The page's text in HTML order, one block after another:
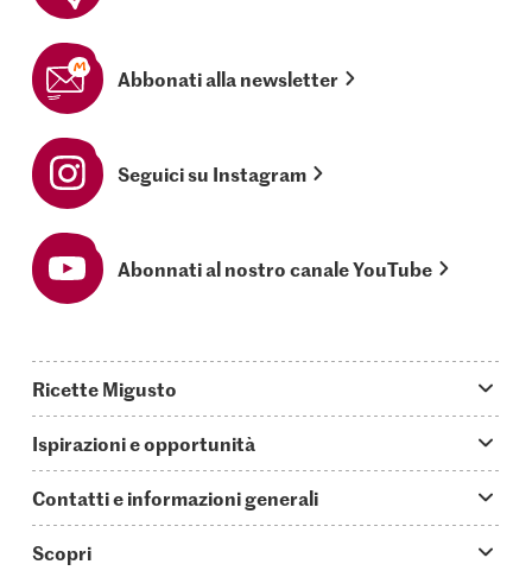
Abbonati alla newsletter
Seguici su Instagram
Abonnati al nostro canale YouTube
Ricette Migusto
Oggi cucino
Piatti principali
Ispirazioni e opportunità
Storie
Contatti e informazioni generali
Scopri